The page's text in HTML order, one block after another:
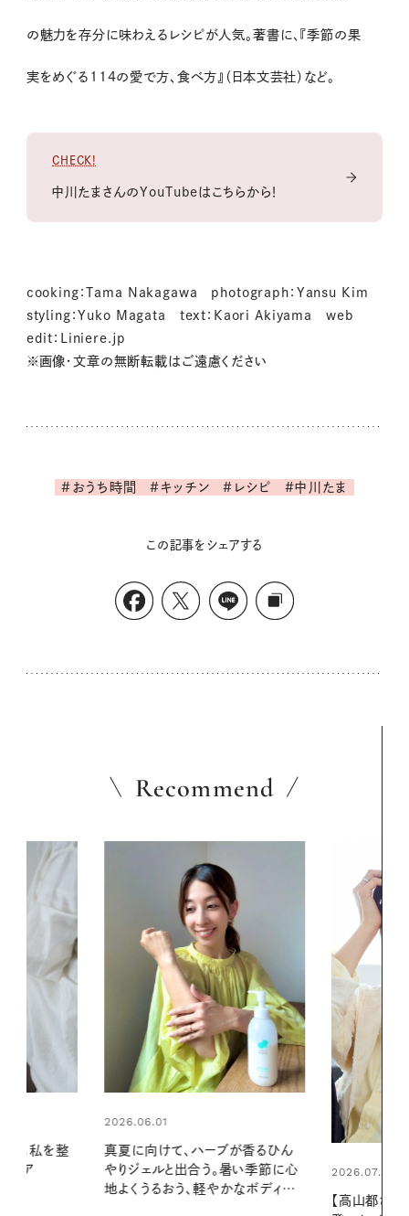
の魅力を存分に味わえるレシピが人気。著書に、『季節の果
実をめぐる114の愛で方、食べ方』（日本文芸社）など。
CHECK!
中川たまさんのYouTubeはこちらから！
cooking：Tama Nakagawa photograph：Yansu Kim
styling：Yuko Magata text：Kaori Akiyama web
edit：Liniere.jp
※画像・文章の無断転載はご遠慮ください
#おうち時間 #キッチン #レシピ #中川たま
この記事をシェアする
Recommend
が香るひん
い季節に心
2026.07.21
【高山都さんが楽しむデンマーク
2026.06.01
の一日。汗ば